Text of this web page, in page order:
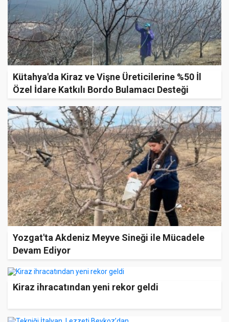
Kütahya'da Kiraz ve Vişne Üreticilerine %50 İl
Özel İdare Katkılı Bordo Bulamacı Desteği
Yozgat'ta Akdeniz Meyve Sineği ile Mücadele
Devam Ediyor
Kiraz ihracatından yeni rekor geldi